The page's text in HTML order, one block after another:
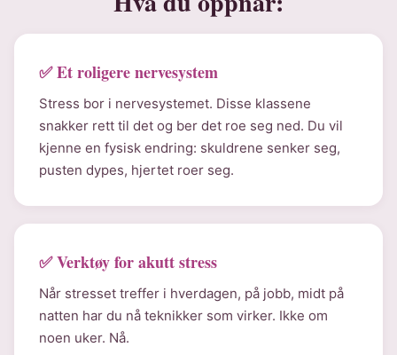
✅ Et roligere nervesystem
Stress bor i nervesystemet. Disse klassene
snakker rett til det og ber det roe seg ned. Du vil
kjenne en fysisk endring: skuldrene senker seg,
pusten dypes, hjertet roer seg.
✅ Verktøy for akutt stress
Når stresset treffer i hverdagen, på jobb, midt på
natten har du nå teknikker som virker. Ikke om
noen uker. Nå.